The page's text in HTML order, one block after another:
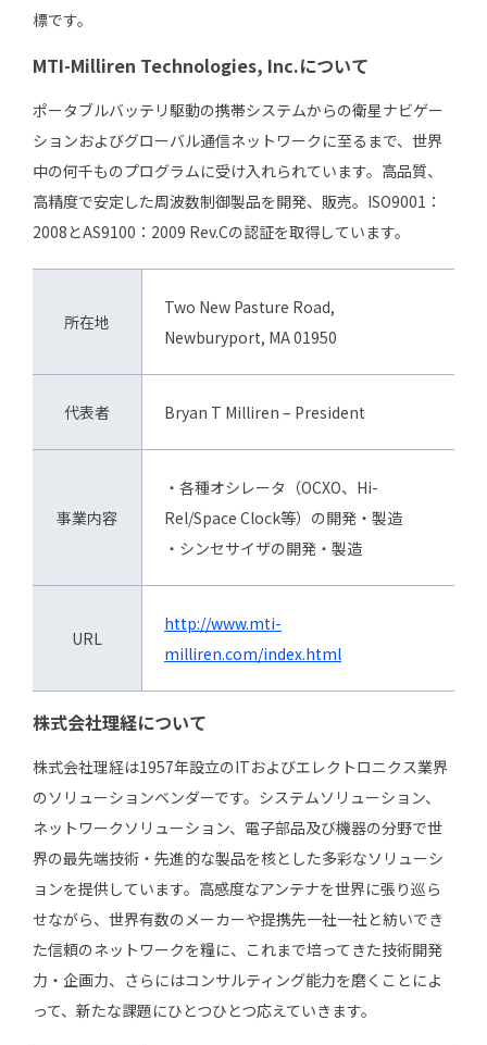
標です。
MTI-Milliren Technologies, Inc.について
ポータブルバッテリ駆動の携帯システムからの衛星ナビゲー
ションおよびグローバル通信ネットワークに至るまで、世界
中の何千ものプログラムに受け入れられています。高品質、
高精度で安定した周波数制御製品を開発、販売。ISO9001：
2008とAS9100：2009 Rev.Cの認証を取得しています。
所在地
Two New Pasture Road,
Newburyport, MA 01950
代表者 Bryan T Milliren – President
事業内容
・各種オシレータ（OCXO、Hi-
Rel/Space Clock等）の開発・製造
・シンセサイザの開発・製造
URL
http://www.mti-
milliren.com/index.html
株式会社理経について
株式会社理経は1957年設立のITおよびエレクトロニクス業界
のソリューションベンダーです。システムソリューション、
ネットワークソリューション、電子部品及び機器の分野で世
界の最先端技術・先進的な製品を核とした多彩なソリューシ
ョンを提供しています。高感度なアンテナを世界に張り巡ら
せながら、世界有数のメーカーや提携先一社一社と紡いでき
た信頼のネットワークを糧に、これまで培ってきた技術開発
力・企画力、さらにはコンサルティング能力を磨くことによ
って、新たな課題にひとつひとつ応えていきます。